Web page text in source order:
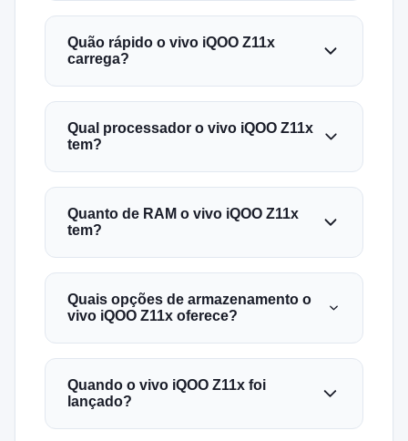
Quão rápido o vivo iQOO Z11x
carrega?
Qual processador o vivo iQOO Z11x
tem?
Quanto de RAM o vivo iQOO Z11x
tem?
Quais opções de armazenamento o
vivo iQOO Z11x oferece?
Quando o vivo iQOO Z11x foi
lançado?